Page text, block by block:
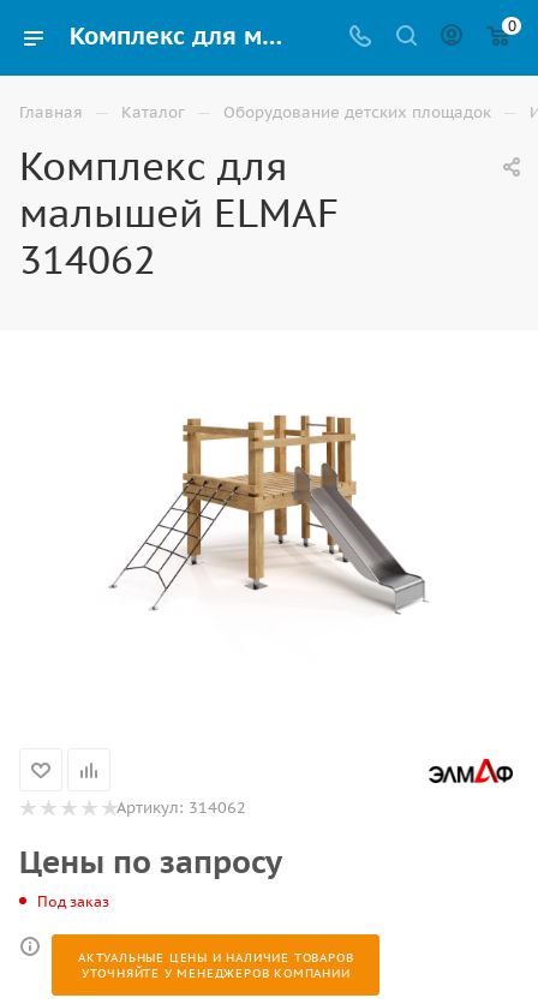
Комплекс для малышей ELMAF 314062 купить для улицы в Волгограде 0
Главная — Каталог — Оборудование детских площадок —
Комплекс для
малышей ELMAF
314062
Артикул: 314062
Цены по запросу
Под заказ
АКТУАЛЬНЫЕ ЦЕНЫ И НАЛИЧИЕ ТОВАРОВ
УТОЧНЯЙТЕ У МЕНЕДЖЕРОВ КОМПАНИИ